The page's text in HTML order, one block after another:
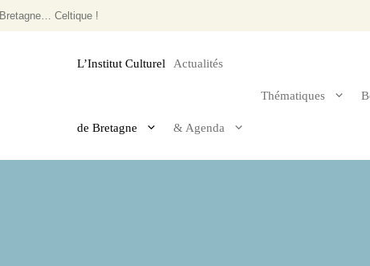
Bretagne… Celtique !
L’Institut Culturel
de Bretagne
Actualités
& Agenda
Thématiques